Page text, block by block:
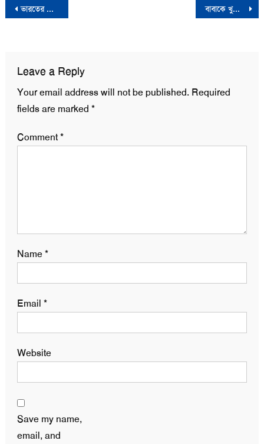
Post
ভারতের আধিপত্য রুখতে তাদের সকল পণ্য বয়কট করতে হবে- ভিপি নুর বাবাকে খুনের অভিযোগে ছেলে গ্রেফতার
Leave a Reply
Your email address will not be published. Required
fields are marked *
Comment*
Name*
Email *
Website
Save my name,
email, and